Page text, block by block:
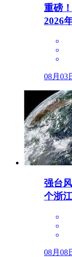
重磅
2026
08月03
强台
个浙
08月08